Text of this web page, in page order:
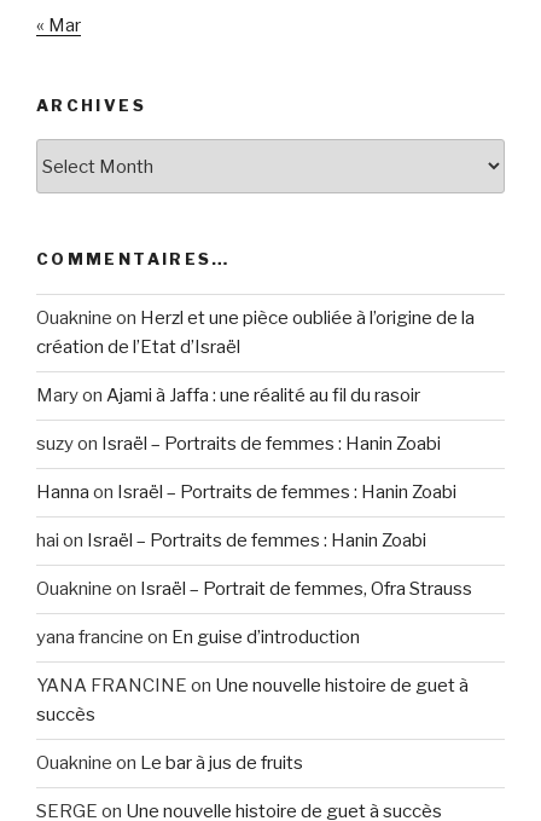
« Mar
ARCHIVES
COMMENTAIRES…
Ouaknine on Herzl et une pièce oubliée à l’origine de la
création de l’Etat d’Israël
Maryon Ajami à Jaffa : une réalité au fil du rasoir
suzyon Israël – Portraits de femmes : Hanin Zoabi
Hanna on Israël – Portraits de femmes : Hanin Zoabi
hai on Israël – Portraits de femmes : Hanin Zoabi
Ouaknine on Israël – Portrait de femmes, Ofra Strauss
yana francine on En guise d’introduction
YANA FRANCINE on Une nouvelle histoire de guet à
succès
Ouaknine on Le bar à jus de fruits
SERGE on Une nouvelle histoire de guet à succès